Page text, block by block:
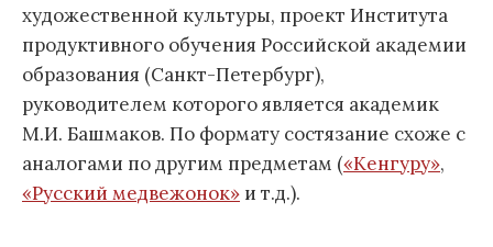
художественной культуры, проект Института
продуктивного обучения Российской академии
образования (Санкт-Петербург),
руководителем которого является академик
М.И. Башмаков. По формату состязание схоже с
аналогами по другим предметам («Кенгуру»,
«Русский медвежонок» и т.д.).